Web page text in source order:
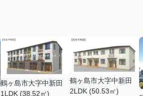
鶴ヶ島市大字中新田
1LDK (38.52㎡)
鶴ヶ島市大字中新田
2LDK (50.53㎡)